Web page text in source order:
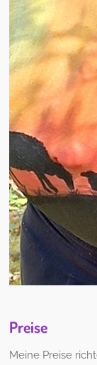
Preise
Meine Preise